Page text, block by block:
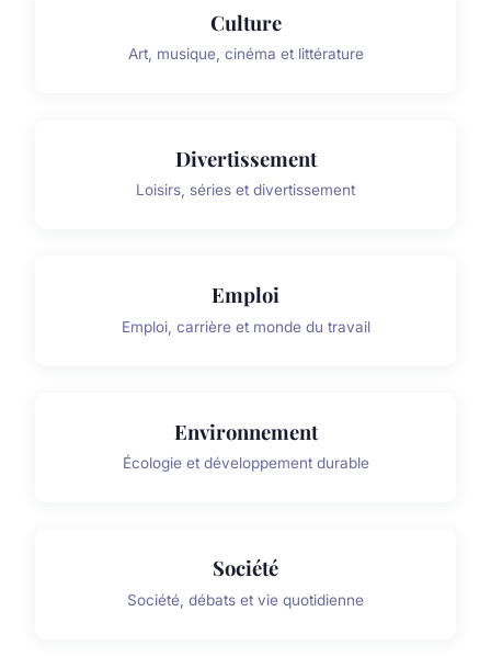
Culture
Art, musique, cinéma et littérature
Divertissement
Loisirs, séries et divertissement
Emploi
Emploi, carrière et monde du travail
Environnement
Écologie et développement durable
Société
Société, débats et vie quotidienne